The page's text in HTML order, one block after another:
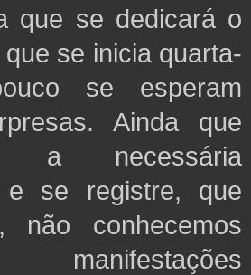
que se dedicará o
se inicia quarta-
se esperam
Ainda que
a necessária
se registre, que
não conhecemos